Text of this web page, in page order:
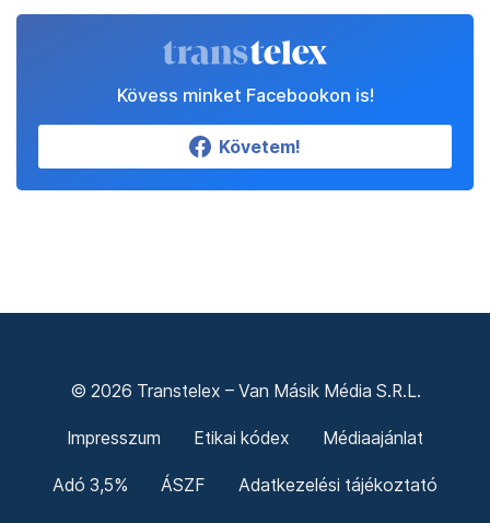
Kövess minket Facebookon is!
Követem!
© 2026 Transtelex – Van Másik Média S.R.L.
Impresszum Etikai kódex Médiaajánlat
Adó 3,5% ÁSZF Adatkezelési tájékoztató